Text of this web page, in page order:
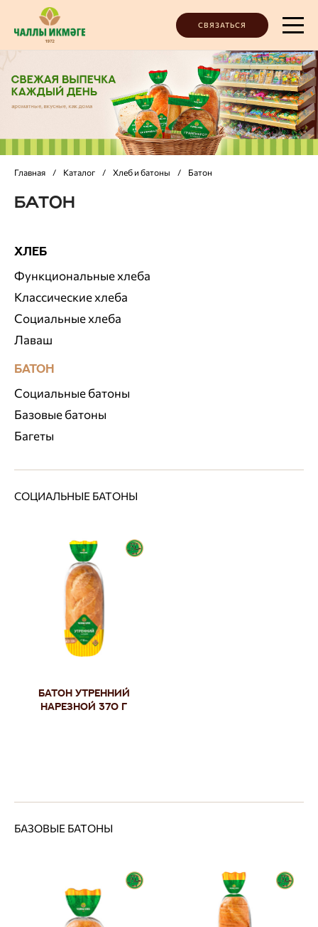
СВЯЗАТЬСЯ
Главная / Каталог / Хлеб и батоны / Батон
БАТОН
ХЛЕБ
Функциональные хлеба
Классические хлеба
Социальные хлеба
Лаваш
БАТОН
Социальные батоны
Базовые батоны
Багеты
СОЦИАЛЬНЫЕ БАТОНЫ
Батон Утренний
нарезной 370 г
БАЗОВЫЕ БАТОНЫ